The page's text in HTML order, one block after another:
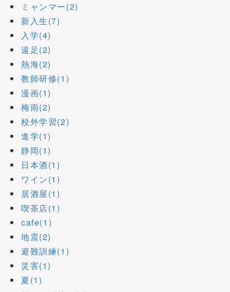
ミャンマー(2)
新入生(7)
入学(4)
遠足(2)
熱海(2)
教師研修(1)
漫画(1)
梅雨(2)
校外学習(2)
進学(1)
静岡(1)
日本酒(1)
ワイン(1)
居酒屋(1)
喫茶店(1)
cafe(1)
地震(2)
避難訓練(1)
災害(1)
夏(1)